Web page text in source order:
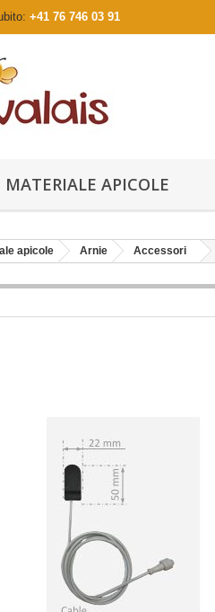
+41 76 746 03 91
MATERIALE APICOLE
apicole Arnie Accessori